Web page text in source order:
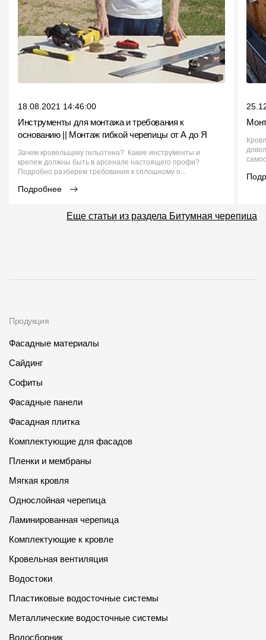
18.08.2021 14:46:00
Инструменты для монтажа и требования к
основанию || Монтаж гибкой черепицы от А до Я
Зачем кровельщику гильотина? Какие инструменты и
крепеж должны быть в арсенале настоящего профи?
Подробно разберем требования к сплошному о...
Подробнее
Еще статьи из раздела Битумная черепица
Продукция
Фасадные материалы
Сайдинг
Софиты
Фасадные панели
Фасадная плитка
Комплектующие для фасадов
Пленки и мембраны
Мягкая кровля
Однослойная черепица
Ламинированная черепица
Комплектующие к кровле
Кровельная вентиляция
Водостоки
Пластиковые водосточные системы
Металлические водосточные системы
Водосборник